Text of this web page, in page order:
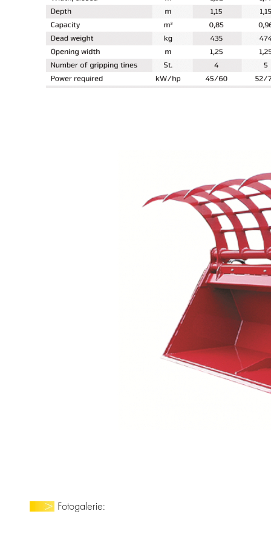
Fotogalerie: